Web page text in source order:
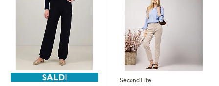
Second Life